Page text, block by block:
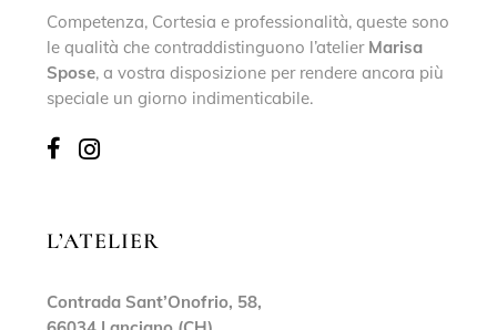
Competenza, Cortesia e professionalità, queste sono
le qualità che contraddistinguono l’atelier Marisa
Spose, a vostra disposizione per rendere ancora più
speciale un giorno indimenticabile.
L’ATELIER
Contrada Sant’Onofrio, 58,